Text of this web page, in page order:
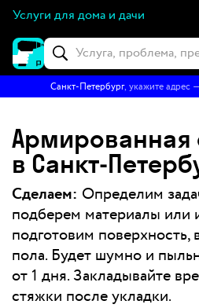
Услуги для дома и дачи
Санкт-Петербург, укажите адрес
Армированная
в
Сделаем: Определим
подберем материалы или
подготовим
пола. Будет шумно и
от 1 дня. Закладывайте
стяжки после укладки.